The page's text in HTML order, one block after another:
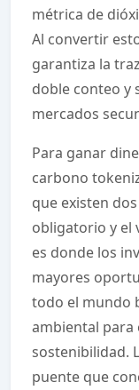
métrica de
Al convertir
garantiza la
doble conteo y
mercados
Para ganar
carbono
que existen
obligatorio y el
es donde los
mayores
todo el mundo
ambiental para
sostenibilidad.
puente que